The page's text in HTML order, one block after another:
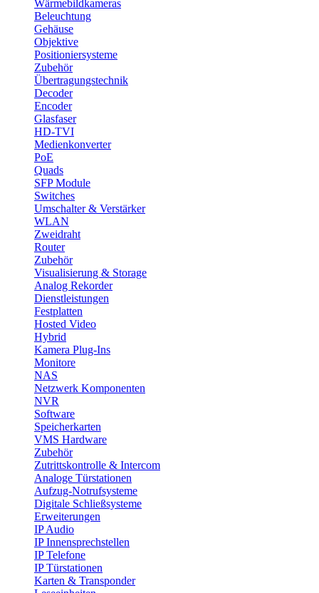
Wärmebildkameras
Beleuchtung
Gehäuse
Objektive
Positioniersysteme
Zubehör
Übertragungstechnik
Decoder
Encoder
Glasfaser
HD-TVI
Medienkonverter
PoE
Quads
SFP Module
Switches
Umschalter & Verstärker
WLAN
Zweidraht
Router
Zubehör
Visualisierung & Storage
Analog Rekorder
Dienstleistungen
Festplatten
Hosted Video
Hybrid
Kamera Plug-Ins
Monitore
NAS
Netzwerk Komponenten
NVR
Software
Speicherkarten
VMS Hardware
Zubehör
Zutrittskontrolle & Intercom
Analoge Türstationen
Aufzug-Notrufsysteme
Digitale Schließsysteme
Erweiterungen
IP Audio
IP Innensprechstellen
IP Telefone
IP Türstationen
Karten & Transponder